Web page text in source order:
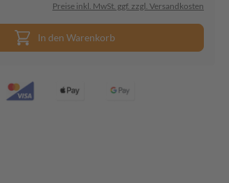
Preise inkl. MwSt. ggf. zzgl. Versandkosten
In den Warenkorb